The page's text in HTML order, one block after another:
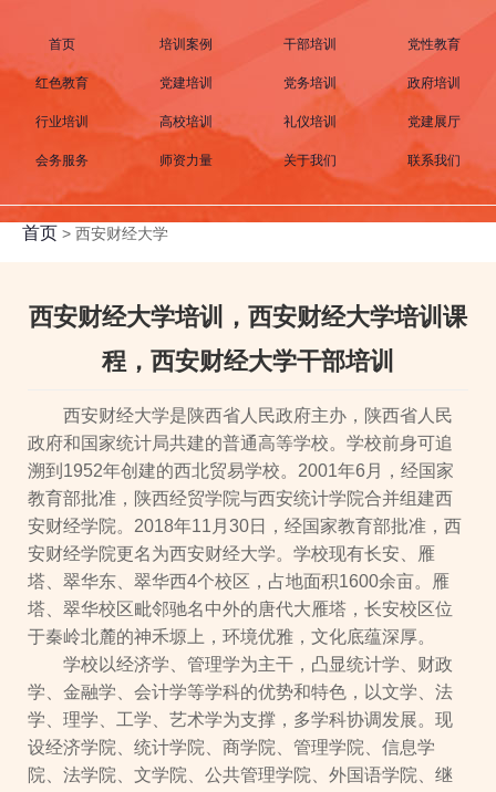
首页 培训案例 干部培训 党性教育
红色教育 党建培训 党务培训 政府培训
行业培训 高校培训 礼仪培训 党建展厅
会务服务 师资力量 关于我们 联系我们
首页 > 西安财经大学
西安财经大学培训，西安财经大学培训课
程，西安财经大学干部培训
西安财经大学是陕西省人民政府主办，陕西省人民
政府和国家统计局共建的普通高等学校。学校前身可追
溯到1952年创建的西北贸易学校。2001年6月，经国家
教育部批准，陕西经贸学院与西安统计学院合并组建西
安财经学院。2018年11月30日，经国家教育部批准，西
安财经学院更名为西安财经大学。学校现有长安、雁
塔、翠华东、翠华西4个校区，占地面积1600余亩。雁
塔、翠华校区毗邻驰名中外的唐代大雁塔，长安校区位
于秦岭北麓的神禾塬上，环境优雅，文化底蕴深厚。
学校以经济学、管理学为主干，凸显统计学、财政
学、金融学、会计学等学科的优势和特色，以文学、法
学、理学、工学、艺术学为支撑，多学科协调发展。现
设经济学院、统计学院、商学院、管理学院、信息学
院、法学院、文学院、公共管理学院、外国语学院、继